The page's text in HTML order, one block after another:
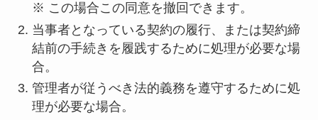
※ この場合この同意を撤回できます。
当事者となっている契約の履行、または契約締
結前の手続きを履践するために処理が必要な場
合。
管理者が従うべき法的義務を遵守するために処
理が必要な場合。